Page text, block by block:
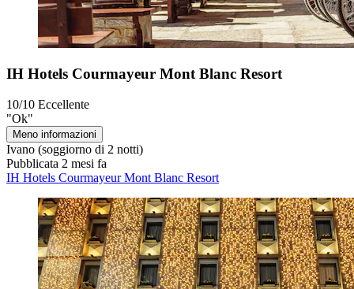
IH Hotels Courmayeur Mont Blanc Resort
10/10 Eccellente
"Ok"
Meno informazioni
Ivano (soggiorno di 2 notti)
Pubblicata 2 mesi fa
IH Hotels Courmayeur Mont Blanc Resort